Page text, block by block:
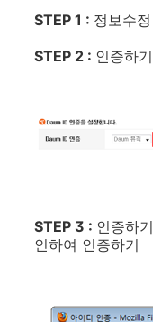
STEP 1 : 정보수
STEP 2 : 인증하
STEP 3 : 인증하
인하여 인증하기